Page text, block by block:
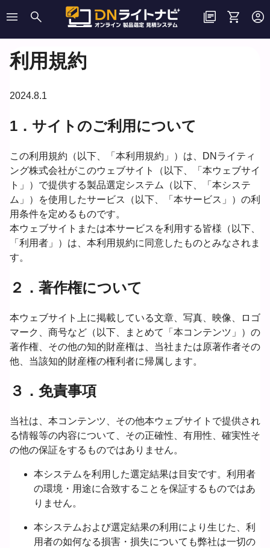
menu search library_books shopping_cart account_circle
利用規約
2024.8.1
1．サイトのご利用について
この利用規約（以下、「本利用規約」）は、DNライティ
ング株式会社がこのウェブサイト（以下、「本ウェブサイ
ト」）で提供する製品選定システム（以下、「本システ
ム」）を使用したサービス（以下、「本サービス」）の利
用条件を定めるものです。
本ウェブサイトまたは本サービスを利用する皆様（以下、
「利用者」）は、本利用規約に同意したものとみなされま
す。
２．著作権について
本ウェブサイト上に掲載している文章、写真、映像、ロゴ
マーク、商号など（以下、まとめて「本コンテンツ」）の
著作権、その他の知的財産権は、当社または原著作者その
他、当該知的財産権の権利者に帰属します。
３．免責事項
当社は、本コンテンツ、その他本ウェブサイトで提供され
る情報等の内容について、その正確性、有用性、確実性そ
の他の保証をするものではありません。
本システムを利用した選定結果は目安です。利用者
の環境・用途に合致することを保証するものではあ
りません。
本システムおよび選定結果の利用により生じた、利
用者の如何なる損害・損失についても弊社は一切の